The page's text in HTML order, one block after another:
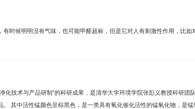
时候明明没有气味，也可能甲醛超标，但是它对人有刺激性作用，比如
技术与产品研制”的科研成果，是清华大学环境学院张彭义教授科研团
其中活性锰颜色呈棕黑色，是一类具有氧化催化活性的锰氧化物，是